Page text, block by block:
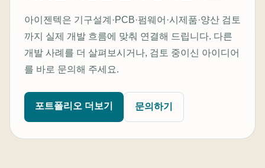
아이젠텍은 기구설계·PCB·펌웨어·시제품·양산 검토
까지 실제 개발 흐름에 맞춰 연결해 드립니다. 다른
개발 사례를 더 살펴보시거나, 검토 중이신 아이디어
를 바로 문의해 주세요.
포트폴리오 더보기 문의하기